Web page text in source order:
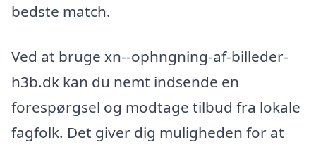
bedste match.
Ved at bruge xn--ophngning-af-billeder-
h3b.dk kan du nemt indsende en
forespørgsel og modtage tilbud fra lokale
fagfolk. Det giver dig muligheden for at